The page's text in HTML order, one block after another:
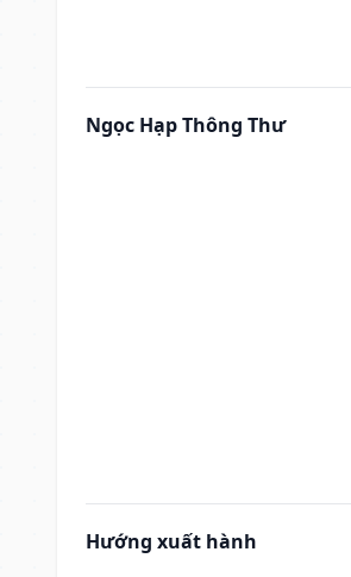
Ngọc Hạp Thông Thư
Hướng xuất hành